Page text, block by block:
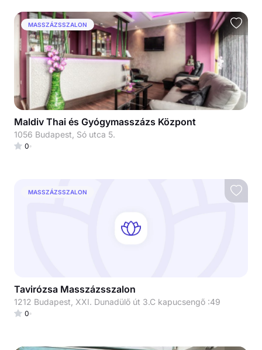
MASSZÁZSSZALON
Maldiv Thai és Gyógymasszázs Központ
1056 Budapest, Só utca 5.
0
MASSZÁZSSZALON
Tavirózsa Masszázsszalon
1212 Budapest, XXI. Dunadülő út 3.C kapucsengő :49
0